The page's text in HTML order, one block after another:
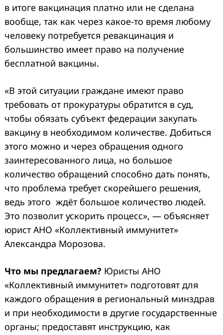
в итоге вакцинация платно или не сделана
вообще, так как через какое-то время любому
человеку потребуется ревакцинация и
большинство имеет право на получение
бесплатной вакцины.
«В этой ситуации граждане имеют право
требовать от прокуратуры обратится в суд,
чтобы обязать субъект федерации закупать
вакцину в необходимом количестве. Добиться
этого можно и через обращения одного
заинтересованного лица, но большое
количество обращений способно дать понять,
что проблема требует скорейшего решения,
ведь этого ждёт большое количество людей.
Это позволит ускорить процесс», — объясняет
юрист АНО «Коллективный иммунитет»
Александра Морозова.
Что мы предлагаем? Юристы АНО
«Коллективный иммунитет» подготовят для
каждого обращения в региональный минздрав
и при необходимости в другие государственные
органы; предоставят инструкцию, как